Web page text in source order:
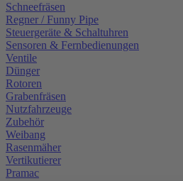
Schneefräsen
Regner / Funny Pipe
Steuergeräte & Schaltuhren
Sensoren & Fernbedienungen
Ventile
Dünger
Rotoren
Grabenfräsen
Nutzfahrzeuge
Zubehör
Weibang
Rasenmäher
Vertikutierer
Pramac